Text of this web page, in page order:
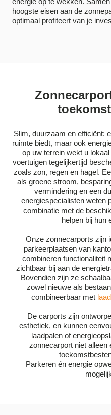
hoogste eisen aan de
optimaal profiteert van je
Slim, duurzaam en efficiënt:
ruimte biedt, maar ook
op uw terrein wekt u
voertuigen tegelijkertijd
zoals zon, regen en hagel.
als groene stroom,
vermindering en een
energiespecialisten weten
combinatie met de
helpen bij hun
Onze zonnecarports zijn
parkeerplaatsen van
combineren functionaliteit
zichtbaar bij aan de
Bovendien zijn ze
zowel nieuwe als
combineerbaar met
De carports zijn
esthetiek, en kunnen
laadpalen of
zonnecarport niet
Parkeren én energie